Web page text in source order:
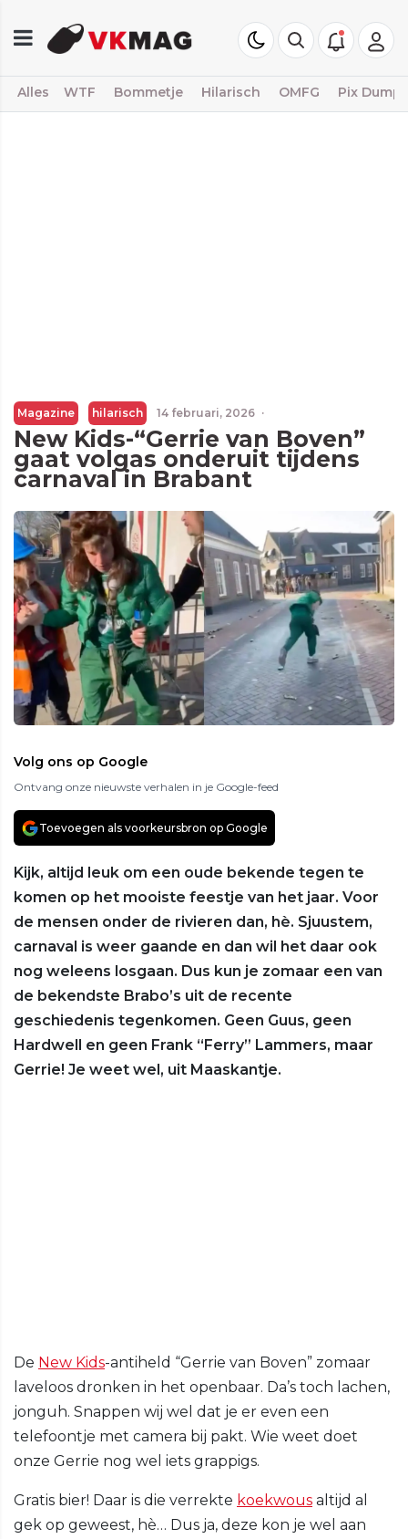
Alles WTF Bommetje Hilarisch OMFG Pix Dump
Magazine hilarisch 14 februari, 2026 ·
New Kids-“Gerrie van Boven”
gaat volgas onderuit tijdens
carnaval in Brabant
Volg ons op Google
Ontvang onze nieuwste verhalen in je Google-feed
Toevoegen als voorkeursbron op Google
Kijk, altijd leuk om een oude bekende tegen te
komen op het mooiste feestje van het jaar. Voor
de mensen onder de rivieren dan, hè. Sjuustem,
carnaval is weer gaande en dan wil het daar ook
nog weleens losgaan. Dus kun je zomaar een van
de bekendste Brabo’s uit de recente
geschiedenis tegenkomen. Geen Guus, geen
Hardwell en geen Frank “Ferry” Lammers, maar
Gerrie! Je weet wel, uit Maaskantje.
De New Kids-antiheld “Gerrie van Boven” zomaar
laveloos dronken in het openbaar. Da’s toch lachen,
jonguh. Snappen wij wel dat je er even een
telefoontje met camera bij pakt. Wie weet doet
onze Gerrie nog wel iets grappigs.
Gratis bier! Daar is die verrekte koekwous altijd al
gek op geweest, hè… Dus ja, deze kon je wel aan